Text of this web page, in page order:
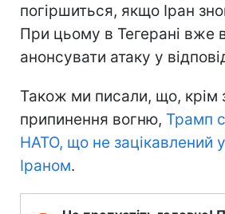
погіршиться, якщо Іран
При цьому в Тегерані вже
анонсувати атаку у
Також ми писали, що, крім
припинення вогню, Трамп
НАТО, що не зацікавлений
Іраном.